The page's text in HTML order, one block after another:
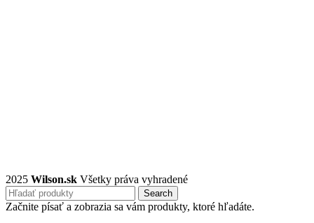
2025 Wilson.sk Všetky práva vyhradené
Search
Začnite písať a zobrazia sa vám produkty, ktoré hľadáte.